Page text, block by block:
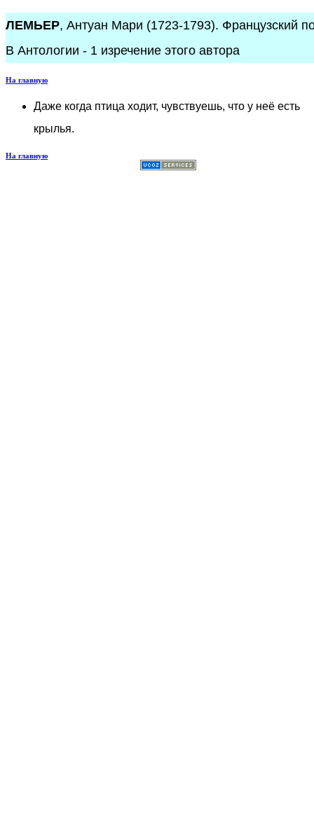
ЛЕМЬЕР, Антуан Мари (1723-1793). Французский
В Антологии - 1 изречение этого автора
На главную
Даже когда птица ходит, чувствуешь, что у неё есть
крылья.
На главную